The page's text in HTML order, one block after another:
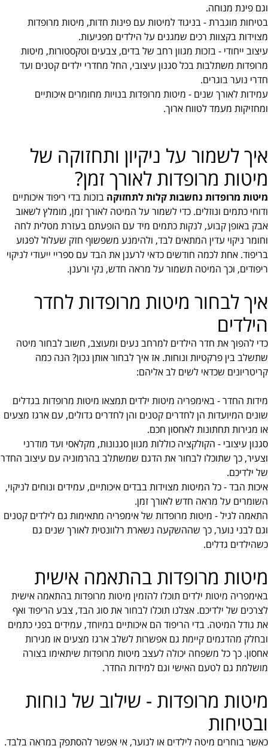
וגם פינת מנוחה.
בטיחות מוגברת - בניגוד למיטות עם פינות חדות, מיטות מרופדות
מצוידות בקצוות רכים שמגנים על הילדים מפגיעות.
עיצוב ייחודי - בזכות מגוון רחב של בדים, צבעים וטקסטורות, מיטות
מרופדות משתלבות בכל סגנון עיצובי, החל מחדרי ילדים קטנים ועד
חדרי נוער בוגרים.
עמידות לאורך שנים - מיטות מרופדות בנויות מחומרים איכותיים
ומחזיקות מעמד לטווח ארוך.
איך לשמור על ניקיון ותחזוקה של
מיטות מרופדות לאורך זמן?
מיטות מרופדות נחשבות קלות לתחזוקה בזכות בדי ריפוד איכותיים
ודוחי כתמים ונוזלים. כדי לשמור על המיטה לאורך זמן, מומלץ לשאוב
אבק באופן קבוע, לנקות כתמים מיד עם הופעתם בעזרת מטלית לחה
וחומר ניקוי עדין המתאים לבד, ולהימנע משפשוף חזק שעלול לפגוע
בריפוד. אחת לכמה חודשים כדאי לרענן את הבד עם ספריי ייעודי לניקוי
ריפודים, וכך המיטה תשמור על מראה חדש, נקי ורענן.
איך לבחור מיטות מרופדות לחדר
הילדים
כדי להפוך את חדר הילדים למרחב נעים ומעוצב, חשוב לבחור מיטה
שתשלב בין פרקטיות ונוחות. אז איך לבחור אותן נכון? הנה כמה
קריטריונים שכדאי לשים לב אליהם:
מידות החדר - באימפריה מיטות ילדים תמצאו מיטות מרופדות בגדלים
שונים המיועדות הן לחדרים קטנים והן לחדרים גדולים, עם ארגז מצעים
או מגירות תחתונות לאחסון חכם.
סגנון עיצובי - הקולקציה כוללות מגוון סגנונות, מקלאסי ועד מודרני
וצעיר, כך שתוכלו לבחור את הדגם שמשתלב בהרמוניה עם עיצוב החדר
של ילדיכם.
איכות הבד - כל המיטות מצוידות בבדים איכותיים, עמידים ונוחים לניקוי,
השומרים על מראה חדש לאורך זמן.
התאמה לגיל - מיטות מרופדות של אימפריה מתאימות גם לילדים קטנים
וגם לבני נוער, כך שההשקעה נשארת רלוונטית לאורך שנים גם
כשהילדים גדלים.
מיטות מרופדות בהתאמה אישית
באימפריה מיטות ילדים תוכלו להזמין מיטות מרופדות בהתאמה אישית
לצרכים של ילדיכם. אצלנו תוכלו לבחור את סוג הבד, צבע הריפוד ואף
את גודל המיטה. בדי הריפוד הם איכותיים במיוחד, עמידים בפני כתמים
ובחלק מהדגמים קיימת גם אפשרות לשלב ארגז מצעים או מגירות
אחסון. כך כל משפחה יכולה לעצב מיטות מרופדות שיתאימו בצורה
מושלמת גם לטעם האישי וגם למידות החדר.
מיטות מרופדות - שילוב של נוחות
ובטיחות
כאשר בוחרים מיטה לילדים או לנוער, אי אפשר להסתפק במראה בלבד.